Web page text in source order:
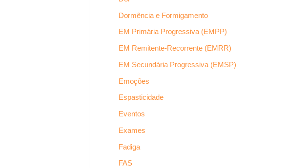
Dormência e Formigamento
EM Primária Progressiva (EMPP)
EM Remitente-Recorrente (EMRR)
EM Secundária Progressiva (EMSP)
Emoções
Espasticidade
Eventos
Exames
Fadiga
FAS